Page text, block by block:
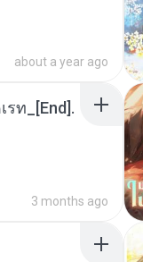
about a year ago
ท_[End].
3 months ago